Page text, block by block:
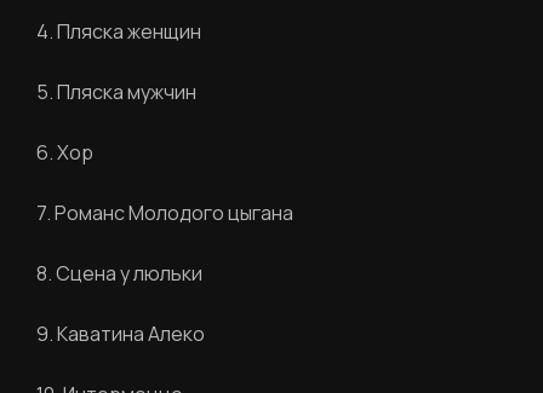
4. Пляска женщин
5. Пляска мужчин
6. Хор
7. Романс Молодого цыгана
8. Сцена у люльки
9. Каватина Алеко